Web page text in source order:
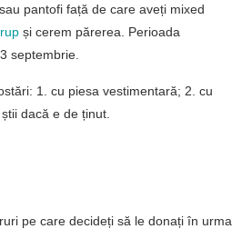
pantofi față de care aveți mixed
și cerem părerea. Perioada
septembrie.
1. cu piesa vestimentară; 2. cu
dacă e de ținut.
pe care decideți să le donați în urma